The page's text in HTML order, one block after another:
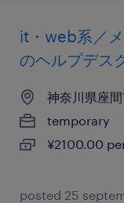
it・web系／
のヘルプデス
神奈川県座
temporary
¥2100.00
posted 25